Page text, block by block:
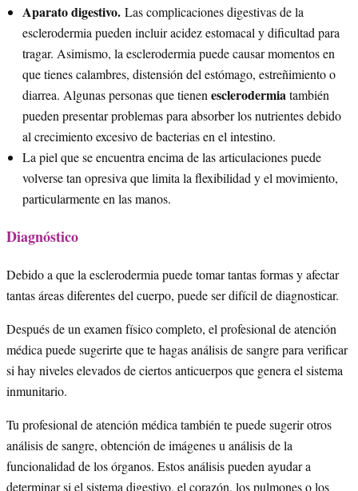
Aparato digestivo. Las complicaciones digestivas de la
esclerodermia pueden incluir acidez estomacal y dificultad para
tragar. Asimismo, la esclerodermia puede causar momentos en
que tienes calambres, distensión del estómago, estreñimiento o
diarrea. Algunas personas que tienen esclerodermiatambién
pueden presentar problemas para absorber los nutrientes debido
al crecimiento excesivo de bacterias en el intestino.
La piel que se encuentra encima de las articulaciones puede
volverse tan opresiva que limita la flexibilidad y el movimiento,
particularmente en las manos.
Diagnóstico
Debido a que la esclerodermia puede tomar tantas formas y afectar
tantas áreas diferentes del cuerpo, puede ser difícil de diagnosticar.
Después de un examen físico completo, el profesional de atención
médica puede sugerirte que te hagas análisis de sangre para verificar
si hay niveles elevados de ciertos anticuerpos que genera el sistema
inmunitario.
Tu profesional de atención médica también te puede sugerir otros
análisis de sangre, obtención de imágenes u análisis de la
funcionalidad de los órganos. Estos análisis pueden ayudar a
determinar si el sistema digestivo, el corazón, los pulmones o los